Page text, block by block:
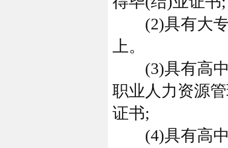
(2)具有大专
上。
(3)具有高中
职业人力资源
证书;
(4)具有高中